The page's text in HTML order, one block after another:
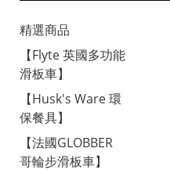
精選商品
【Flyte 英國多功能
滑板車】
【Husk's Ware 環
保餐具】
【法國GLOBBER
哥輪步滑板車】